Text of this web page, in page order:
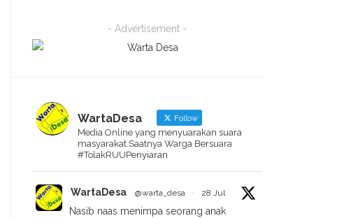
- Advertisement -
WartaDesa Follow
Media Online yang menyuarakan suara
masyarakat Saatnya Warga Bersuara
#TolakRUUPenyiaran
WartaDesa @warta_desa · 28 Jul
Nasib naas menimpa seorang anak